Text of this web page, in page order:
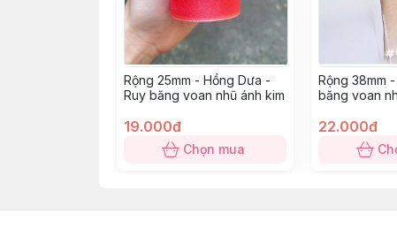
Rộng 25mm - Hồng Dưa -
Ruy băng voan nhũ ánh kim
19.000đ
Chọn mua
Rộng 38mm
băng voan
22.000đ